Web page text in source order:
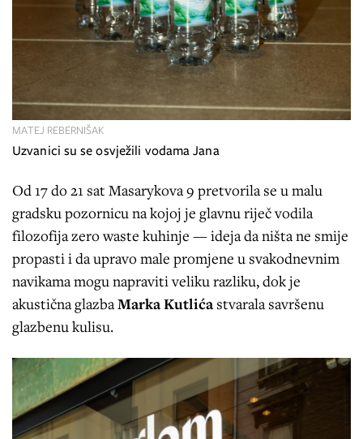
Uzvanici su se osvježili vodama Jana
MATEJ REBERNIŠAK
Od 17 do 21 sat Masarykova 9 pretvorila se u malu
gradsku pozornicu na kojoj je glavnu riječ vodila
filozofija zero waste kuhinje — ideja da ništa ne smije
propasti i da upravo male promjene u svakodnevnim
navikama mogu napraviti veliku razliku, dok je
akustična glazbaMarka Kutlićastvarala savršenu
glazbenu kulisu.